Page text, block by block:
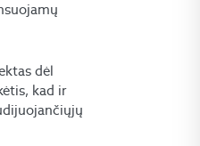
dėl
kad ir